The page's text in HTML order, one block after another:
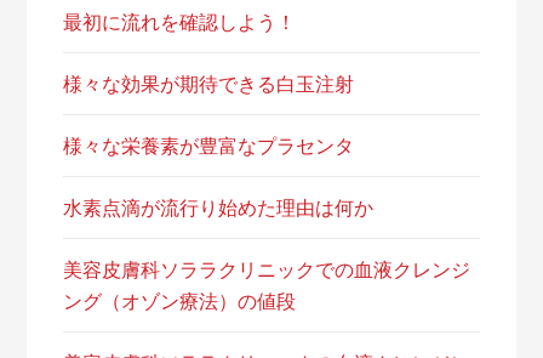
最初に流れを確認しよう！
様々な効果が期待できる白玉注射
様々な栄養素が豊富なプラセンタ
水素点滴が流行り始めた理由は何か
美容皮膚科ソララクリニックでの血液クレンジ
ング（オゾン療法）の値段